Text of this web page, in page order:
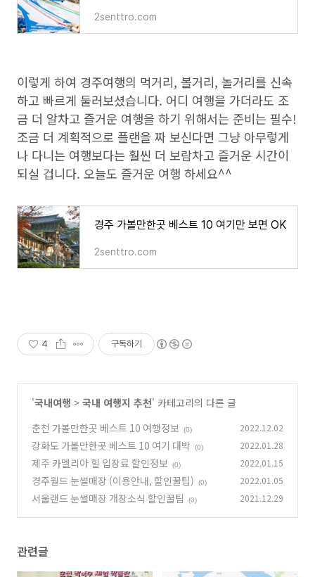
2senttro.com
이렇게 하여 경주여행의 먹거리, 볼거리, 놀거리를 신속
하고 빠르게 둘러보셨습니다. 어디 여행을 가더라도 조
금 더 알차고 즐거운 여행을 하기 위해서는 준비는 필수!
조금 더 계획적으로 플랜을 짜 보신다면 그냥 아무렇게
나 다니는 여행보다는 훨씬 더 보람차고 즐거운 시간이
되실 겁니다. 오늘도 즐거운 여행 하세요^^
경주 가볼만한곳 베스트 10 여기만 보면 OK
2senttro.com
4 구독하기
'국내여행 > 국내 여행지 추천' 카테고리의 다른 글
춘천 가볼만한곳 베스트 10 여행정보
(0) 2022.12.02
강화도 가볼만한곳 베스트 10 여기 대박 (0) 2022.01.28
제주 카멜리아 힐 입장료 할인정보 (0) 2022.01.15
경주월드 눈썰매장 (이용안내, 할인꿀팁) (0) 2022.01.05
서울랜드 눈썰매장 개장소식 할인꿀팁 (0) 2021.12.29
관련글